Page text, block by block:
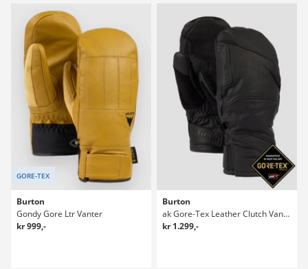
GORE-TEX
Burton
Gondy Gore Ltr Vanter
kr 999,-
Burton
ak Gore-Tex Leather Clutch Vanter
kr 1.299,-